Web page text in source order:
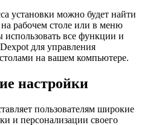
установки можно будет найти
рабочем столе или в меню
все функции и
для управления
на вашем компьютере.
настройки
пользователям широкие
и персонализации своего